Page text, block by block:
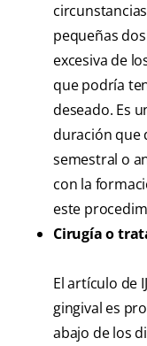
pequeñas
excesiva de
que podría
deseado. Es
duración que
semestral o
con la
este
Cirugía o
El artículo de
gingival es
abajo de los